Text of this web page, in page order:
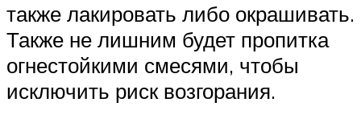
также лакировать либо окрашивать.
Также не лишним будет пропитка
огнестойкими смесями, чтобы
исключить риск возгорания.